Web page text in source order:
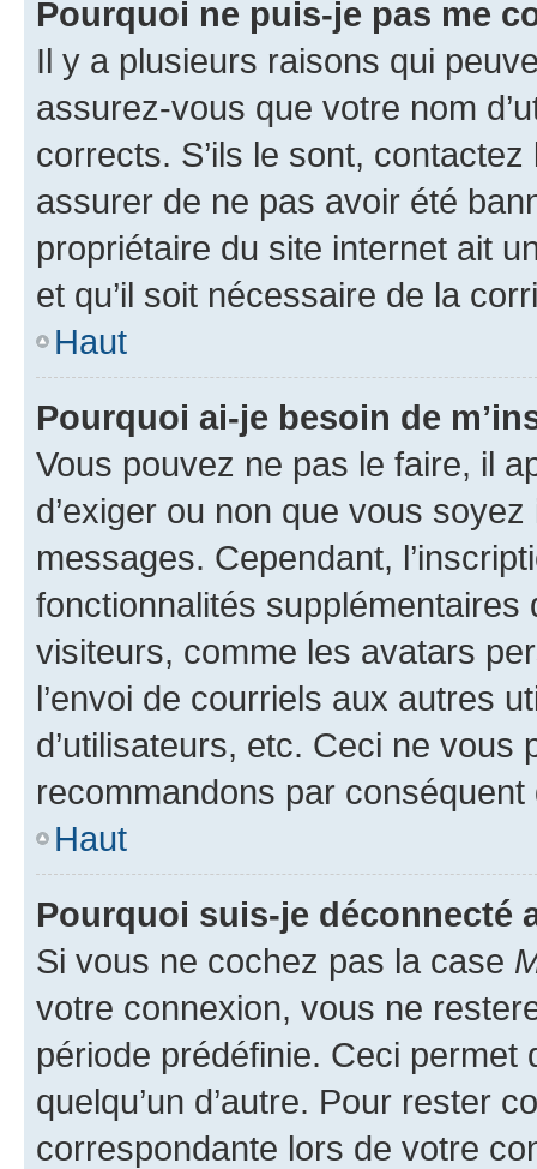
Pourquoi ne puis-je pas me
Il y a plusieurs raisons qui
assurez-vous que votre nom
corrects. S’ils le sont,
assurer de ne pas avoir été
propriétaire du site internet ait
et qu’il soit nécessaire de la
Haut
Pourquoi ai-je besoin de
Vous pouvez ne pas le faire, il
d’exiger ou non que vous
messages. Cependant,
fonctionnalités
visiteurs, comme les avatars
l’envoi de courriels aux autres
d’utilisateurs, etc. Ceci ne vous
recommandons par conséquent
Haut
Pourquoi suis-je déconnecté
Si vous ne cochez pas la case
votre connexion, vous ne
période prédéfinie. Ceci permet
quelqu’un d’autre. Pour rester
correspondante lors de votre